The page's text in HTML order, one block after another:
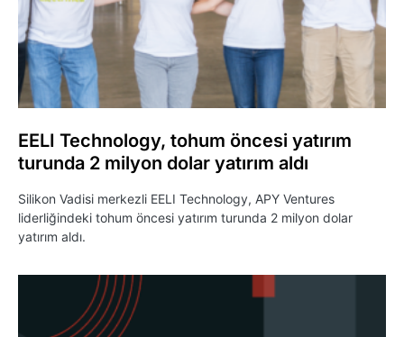
EELI Technology, tohum öncesi yatırım
turunda 2 milyon dolar yatırım aldı
Silikon Vadisi merkezli EELI Technology, APY Ventures
liderliğindeki tohum öncesi yatırım turunda 2 milyon dolar
yatırım aldı.